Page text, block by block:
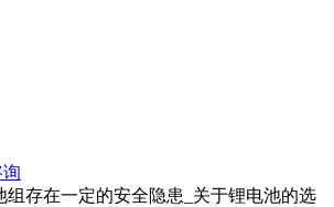
组存在一定的安全隐患_关于锂电池的选